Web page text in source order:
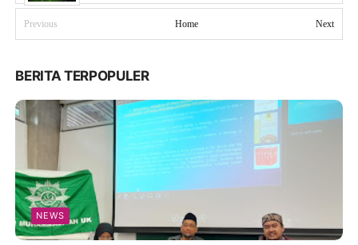
Previous Next
Home
BERITA TERPOPULER
NEWS